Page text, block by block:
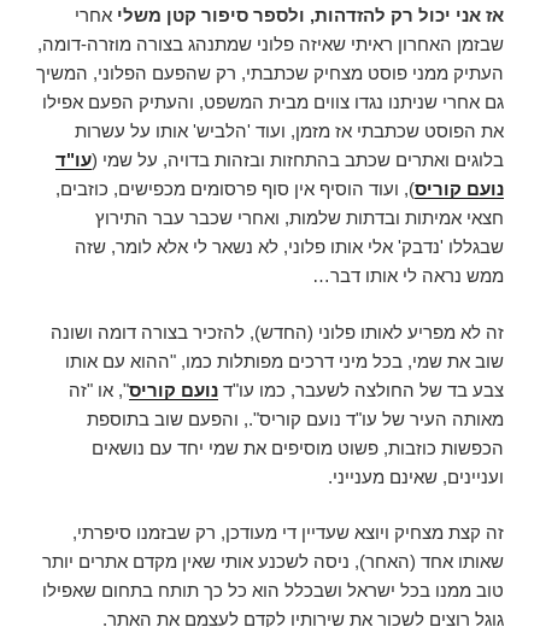
אז אני יכול רק להזדהות, ולספר סיפור קטן משלי אחרי
שבזמן האחרון ראיתי שאיזה פלוני שמתנהג בצורה מוזרה-דומה,
העתיק ממני פוסט מצחיק שכתבתי, רק שהפעם הפלוני, המשיך
גם אחרי שניתנו נגדו צווים מבית המשפט, והעתיק הפעם אפילו
את הפוסט שכתבתי אז מזמן, ועוד 'הלביש' אותו על עשרות
בלוגים ואתרים שכתב בהתחזות ובזהות בדויה, על שמי (עו"ד
נועם קוריס), ועוד הוסיף אין סוף פרסומים מכפישים, כוזבים,
חצאי אמיתות ובדתות שלמות, ואחרי שכבר עבר התירוץ
שבגללו 'נדבק' אלי אותו פלוני, לא נשאר לי אלא לומר, שזה
ממש נראה לי אותו דבר…
זה לא מפריע לאותו פלוני (החדש), להזכיר בצורה דומה ושונה
שוב את שמי, בכל מיני דרכים מפותלות כמו, "ההוא עם אותו
צבע בד של החולצה לשעבר, כמו עו"ד נועם קוריס", או "זה
מאותה העיר של עו"ד נועם קוריס"., והפעם שוב בתוספת
הכפשות כוזבות, פשוט מוסיפים את שמי יחד עם נושאים
ועניינים, שאינם מענייני.
זה קצת מצחיק ויוצא שעדיין די מעודכן, רק שבזמנו סיפרתי,
שאותו אחד (האחר), ניסה לשכנע אותי שאין מקדם אתרים יותר
טוב ממנו בכל ישראל ושבכלל הוא כל כך תותח בתחום שאפילו
גוגל רוצים לשכור את שירותיו לקדם לעצמם את האתר.